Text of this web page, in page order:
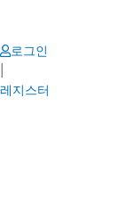
content
로그인
레지스터